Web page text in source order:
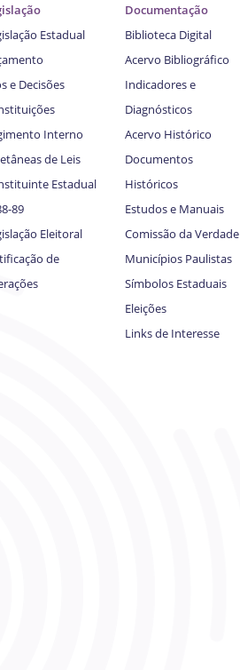
Estadual
e Decisões
Interno
de Leis
Estadual
89
Eleitoral
de
Documentação
Biblioteca Digital
Acervo Bibliográfico
Indicadores e
Diagnósticos
Acervo Histórico
Documentos
Históricos
Estudos e Manuais
Comissão da Verdade
Municípios Paulistas
Símbolos Estaduais
Eleições
Links de Interesse